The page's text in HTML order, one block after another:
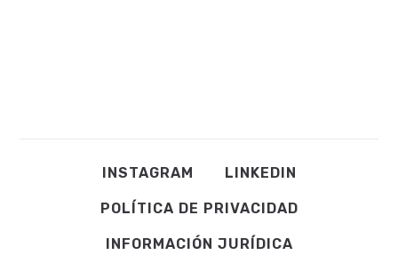
INSTAGRAM LINKEDIN
POLÍTICA DE PRIVACIDAD
INFORMACIÓN JURÍDICA